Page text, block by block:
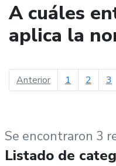
A cuáles
aplica la
Anteriorpágina anterior
1 2 3
Se encontraron 3
Listado de